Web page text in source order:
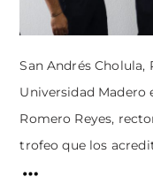
San Andrés Cholula,
Universidad Madero
Romero Reyes,
trofeo que los